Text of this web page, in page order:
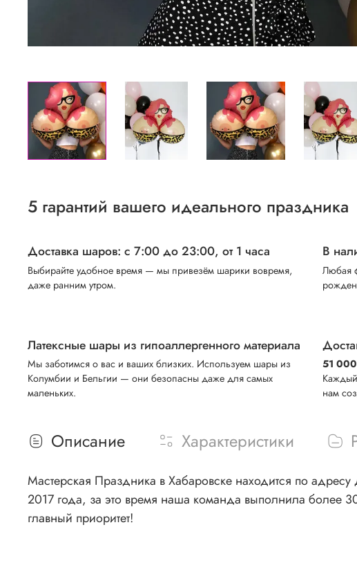
5 гарантий вашего идеального праздника
Доставка шаров: с 7:00 до 23:00, от 1 часа
Выбирайте удобное время — мы привезём шарики вовремя,
даже ранним утром.
В
Любая
Латексные шары из гипоаллергенного материала
Мы заботимся о вас и ваших близких. Используем шары из
Колумбии и Бельгии — они безопасны даже для самых
маленьких.
51 000
Каждый
нам
Описание Характеристики
Мастерская Праздника в Хабаровске находится по
2017 года, за это время наша команда выполнила более
главный приоритет!